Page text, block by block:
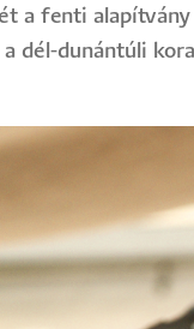
a fenti
dél-dunántúli